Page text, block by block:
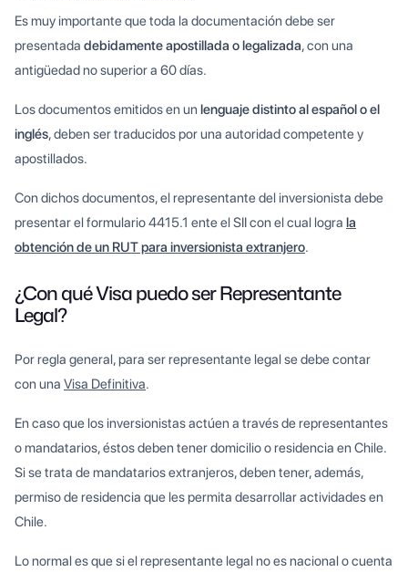
Es muy importante que toda la documentación debe ser
presentada debidamente apostillada o legalizada, con una
antigüedad no superior a 60 días.
Los documentos emitidos en un lenguaje distinto al español o el
inglés, deben ser traducidos por una autoridad competente y
apostillados.
Con dichos documentos, el representante del inversionista debe
presentar el formulario 4415.1 ente el SII con el cual logra la
obtención de un RUT para inversionista extranjero.
¿Con qué Visa puedo ser Representante
Legal?
Por regla general, para ser representante legal se debe contar
con una Visa Definitiva.
En caso que los inversionistas actúen a través de representantes
o mandatarios, éstos deben tener domicilio o residencia en Chile.
Si se trata de mandatarios extranjeros, deben tener, además,
permiso de residencia que les permita desarrollar actividades en
Chile.
Lo normal es que si el representante legal no es nacional o cuenta